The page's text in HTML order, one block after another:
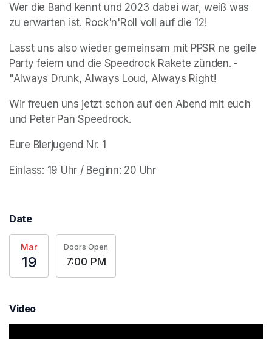
Wer die Band kennt und 2023 dabei war, weiß was
zu erwarten ist. Rock'n'Roll voll auf die 12!
Lasst uns also wieder gemeinsam mit PPSR ne geile
Party feiern und die Speedrock Rakete zünden. -
"Always Drunk, Always Loud, Always Right!
Wir freuen uns jetzt schon auf den Abend mit euch
und Peter Pan Speedrock.
Eure Bierjugend Nr. 1
Einlass: 19 Uhr / Beginn: 20 Uhr
Date
Mar
19
Doors Open
7:00 PM
Video